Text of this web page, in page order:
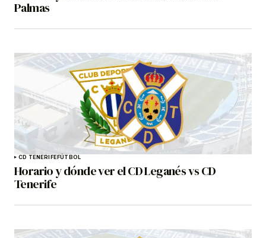
Palmas
CD TENERIFEFÚTBOL
Horario y dónde ver el CD Leganés vs CD
Tenerife